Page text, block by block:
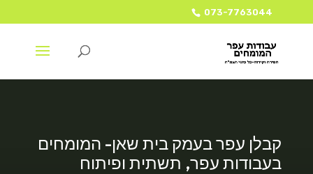
073-7763044
קבלן עפר בעמק בית שאן- המומחים
בעבודות עפר, תשתית ופיתוח